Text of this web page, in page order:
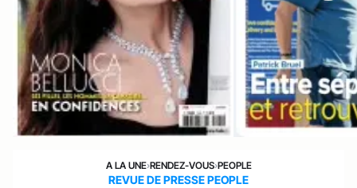
A LA UNE›RENDEZ-VOUS›PEOPLE
REVUE DE PRESSE PEOPLE